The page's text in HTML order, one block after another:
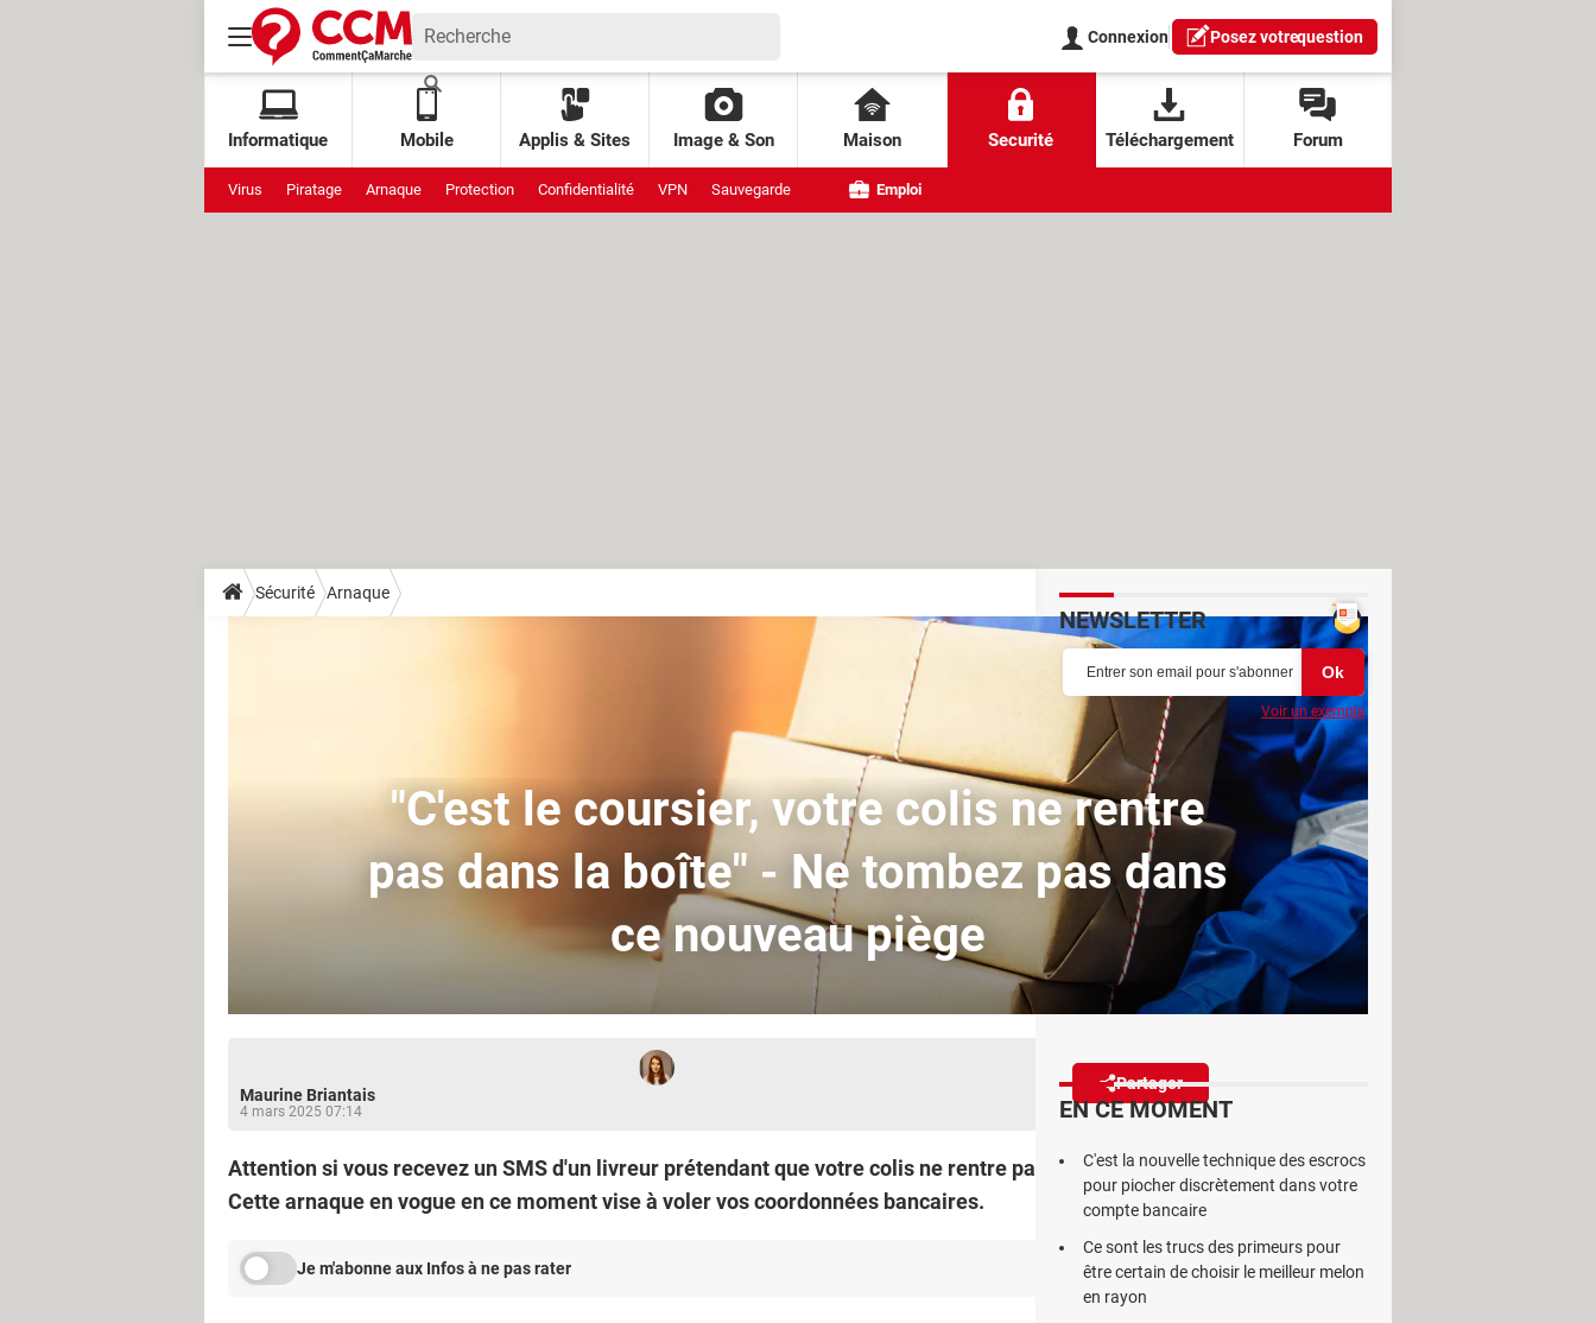
Connexion Posez votrequestion
Informatique Mobile Applis & Sites Image & Son Maison Securité Téléchargement Forum
Virus Piratage Arnaque Protection Confidentialité VPN Sauvegarde Emploi
Sécurité Arnaque
"C'est le coursier, votre colis ne rentre
pas dans la boîte" - Ne tombez pas dans
ce nouveau piège
Maurine Briantais
4 mars 2025 07:14
Partager
Attention si vous recevez un SMS d'un livreur prétendant que votre colis ne rentre pas dans votre boîte aux lettres !
Cette arnaque en vogue en ce moment vise à voler vos coordonnées bancaires.
Je m'abonne aux Infos à ne pas rater
NEWSLETTER
Voir un exemple
EN CE MOMENT
C'est la nouvelle technique des escrocs
pour piocher discrètement dans votre
compte bancaire
Ce sont les trucs des primeurs pour
être certain de choisir le meilleur melon
en rayon